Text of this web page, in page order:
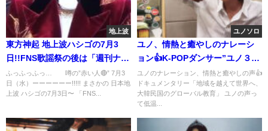
地上波
東方神起 地上波ハシゴの7月3
日!!FNS歌謡祭の後は「週刊ナイ
ナイ」の生放送
ふっふっふっ… 噂の”赤い人🔴” 7月3
日（水）ーーーーーー!!!!! まさかの 日本地
上波 ハシゴの7月3日〜 「FNS...
ユノソロ
ユノ、情熱と癒やしのナレーシ
ョン👍K-POPダンサー”ユノ３
位”26,250票獲得!!
ユノのナレーション、情熱と癒やしの声👍
ドキュメンタリー「地域を越えて世界へ、
大韓民国のグローバル教育」 ユノの声っ
て低温...